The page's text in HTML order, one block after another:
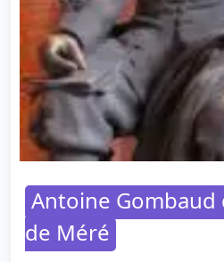
Antoine Gombaud
de Méré